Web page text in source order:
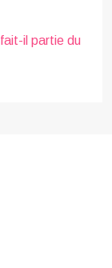
il partie du